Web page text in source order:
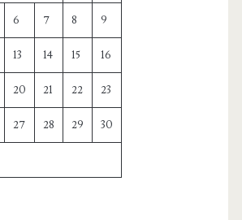
6 7 8 9
13 14 15 16
20 21 22 23
27 28 29 30